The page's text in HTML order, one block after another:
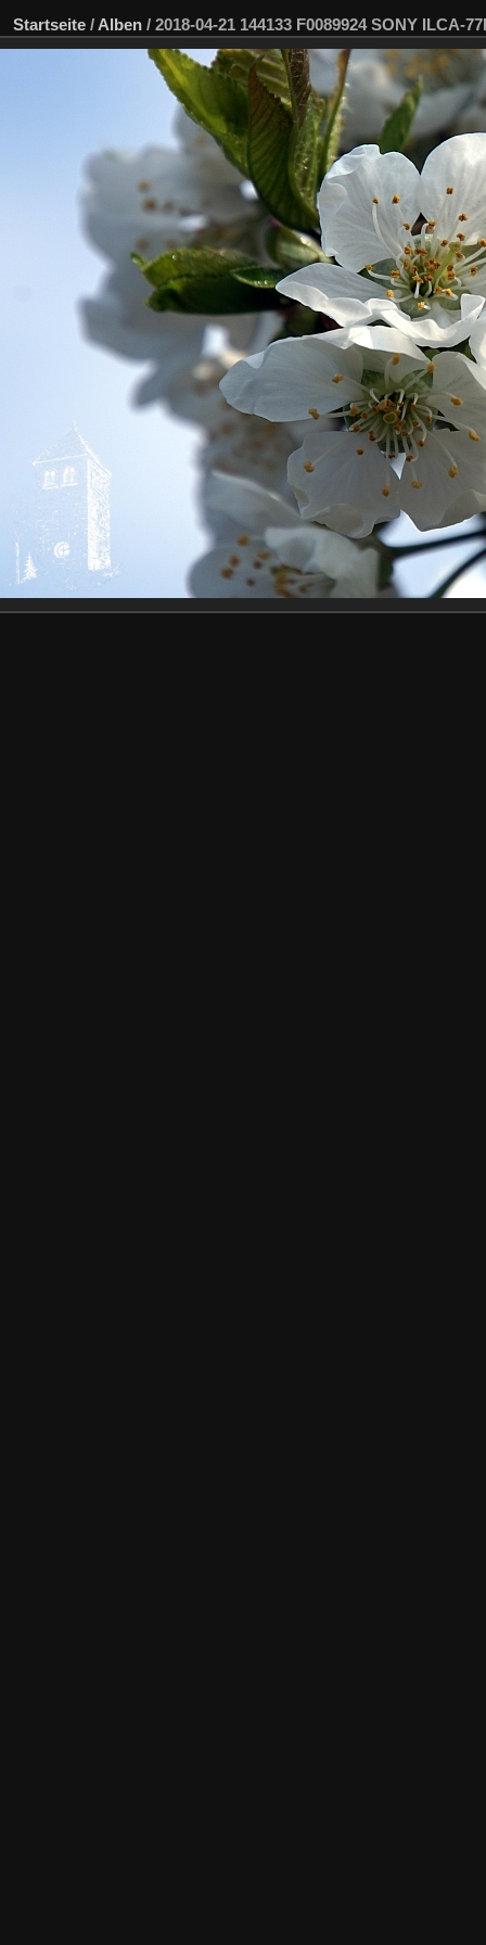
Startseite / Alben / 2018-04-21 144133 F0089924 SONY ILCA-